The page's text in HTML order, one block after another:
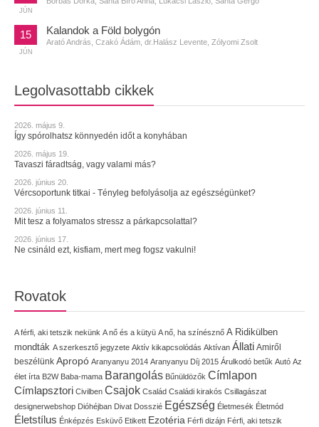
JÚN
15
JÚN
Kalandok a Föld bolygón
Arató András, Czakó Ádám, dr.Halász Levente, Zólyomi Zsolt
Legolvasottabb cikkek
2026. május 9.
Így spórolhatsz könnyedén időt a konyhában
2026. május 19.
Tavaszi fáradtság, vagy valami más?
2026. június 20.
Vércsoportunk titkai - Tényleg befolyásolja az egészségünket?
2026. június 11.
Mit tesz a folyamatos stressz a párkapcsolattal?
2026. június 17.
Ne csináld ezt, kisfiam, mert meg fogsz vakulni!
Rovatok
A férfi, aki tetszik nekünk A nő és a kütyü A nő, ha színésznő A Ridikülben
mondták A szerkesztő jegyzete Aktív kikapcsolódás Aktívan Állati Amiről
beszélünk Apropó Aranyanyu 2014 Aranyanyu Díj 2015 Árulkodó betűk Autó Az
élet írta B2W Baba-mama Barangolás Bűnüldözők Címlapon
Címlapsztori Civilben Csajok Család Családi kirakós Csillagászat
designerwebshop Dióhéjban Divat Dosszié Egészség Életmesék Életmód
Életstílus Énképzés Esküvő Etikett Ezotéria Férfi dizájn Férfi, aki tetszik